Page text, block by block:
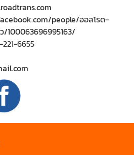
people/ออลโรด-
100063696995163/
6655